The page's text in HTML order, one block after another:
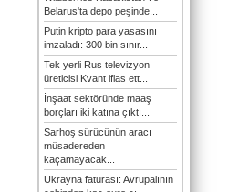
Belarus'ta depo peşinde...
Putin kripto para yasasını
imzaladı: 300 bin sınır...
Tek yerli Rus televizyon
üreticisi Kvant iflas ett...
İnşaat sektöründe maaş
borçları iki katına çıktı...
Sarhoş sürücünün aracı
müsadereden
kaçamayacak...
Ukrayna faturası: Avrupalının